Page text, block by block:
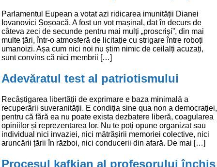
Parlamentul Eupean a votat azi ridicarea imunității Dianei
Iovanovici Șoșoacă. A fost un vot mașinal, dat în decurs de
câteva zeci de secunde pentru mai mulți „proscriși”, din mai
multe țări, într-o atmosferă de licitație cu strigare între roboți
umanoizi. Așa cum nici noi nu știm nimic de ceilalți acuzați,
sunt convins că nici membrii […]
Adevăratul test al patriotismului
Recâștigarea libertății de exprimare e baza minimală a
recuperării suveranității. E condiția sine qua non a democrației,
pentru că fără ea nu poate exista dezbatere liberă, coagularea
opiniilor și reprezentarea lor. Nu te poți opune organizat sau
individual nici invaziei, nici mătrășirii memoriei colective, nici
aruncării țării în război, nici conducerii din afară. De mai […]
Procesul kafkian al profesorului închis